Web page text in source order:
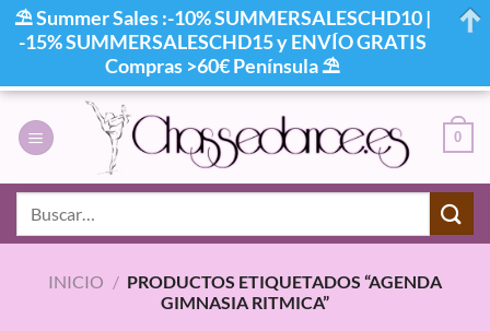
contenido
0
INICIO / PRODUCTOS ETIQUETADOS “AGENDA
GIMNASIA RITMICA”
⛱ Summer Sales :-10% SUMMERSALESCHD10 |
-15% SUMMERSALESCHD15 y ENVÍO GRATIS
Compras >60€ Península ⛱